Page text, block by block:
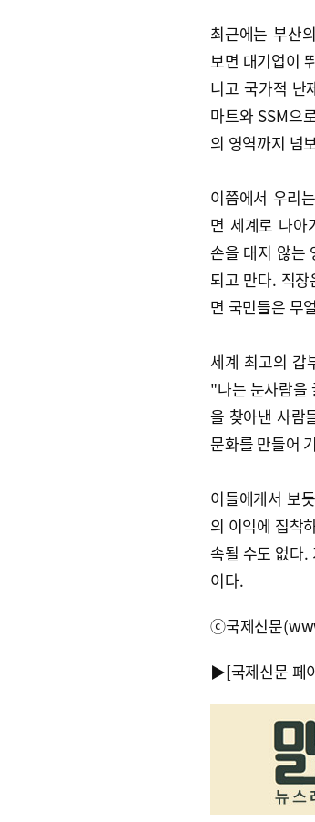
최근에는 부산
보면 대기업이
니고 국가적 난
마트와 SSM으
의 영역까지 넘
이쯤에서 우리
면 세계로 나아
손을 대지 않는
되고 만다. 직
면 국민들은 무
세계 최고의 갑
"나는 눈사람을
을 찾아낸 사람
문화를 만들어
이들에게서 보
의 이익에 집착
속될 수도 없다.
이다.
ⓒ국제신문
▶[국제신문 페